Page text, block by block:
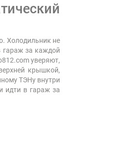
Холодильник не
гараж за каждой
уверяют,
крышкой,
ТЭНу внутри
идти в гараж за